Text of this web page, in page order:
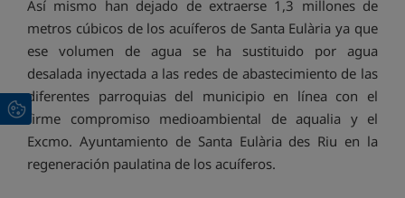
Así mismo han dejado de extraerse 1,3 millones de
metros cúbicos de los acuíferos de Santa Eulària ya que
ese volumen de agua se ha sustituido por agua
desalada inyectada a las redes de abastecimiento de las
diferentes parroquias del municipio en línea con el
firme compromiso medioambiental de aqualia y el
Excmo. Ayuntamiento de Santa Eulària des Riu en la
regeneración paulatina de los acuíferos.